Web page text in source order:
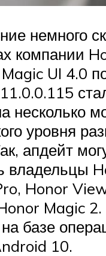
немного
компании
UI 4.0
несколько
уровня
апдейт
владельцы
Honor
Magic
базе
10.